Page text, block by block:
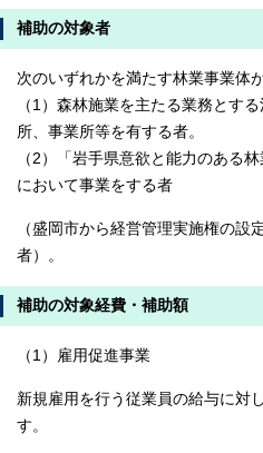
補助の対象者
次のいずれかを満たす林業事業体
（1）森林施業を主たる業務とす
所、事業所等を有する者。
（2）「岩手県意欲と能力のある
において事業をする者
（盛岡市から経営管理実施権の設
者）。
補助の対象経費・補助額
（1）雇用促進事業
新規雇用を行う従業員の給与に対
す。